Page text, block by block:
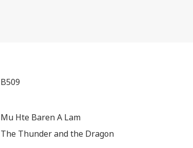
B509
Mu Hte Baren A Lam
The Thunder and the Dragon